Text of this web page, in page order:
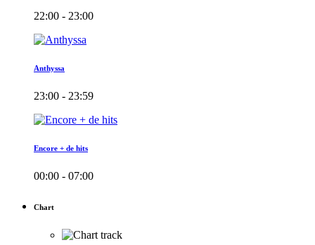
22:00 - 23:00
Anthyssa
23:00 - 23:59
Encore + de hits
00:00 - 07:00
Chart